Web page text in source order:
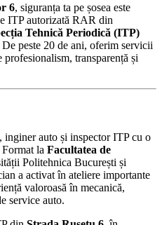
6, siguranța ta pe șosea este
ITP autorizată RAR din
Tehnică Periodică (ITP)
peste 20 de ani, oferim servicii
transparență și
, inginer auto și inspector ITP cu o
la Facultatea de
Politehnica București și
a activat în ateliere importante
valoroasă în mecanică,
service auto.